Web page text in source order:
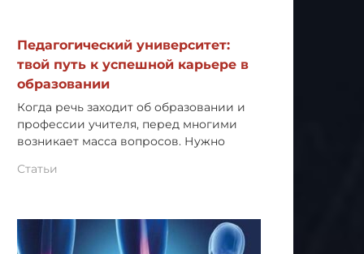
Педагогический университет:
твой путь к успешной карьере в
образовании
Когда речь заходит об образовании и
профессии учителя, перед многими
возникает масса вопросов. Нужно
Статьи